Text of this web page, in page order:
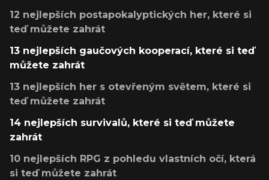
12 nejlepších postapokalyptických her, které si
teď můžete zahrát
13 nejlepších gaučových kooperací, které si teď
můžete zahrát
13 nejlepších her s otevřeným světem, které si
teď můžete zahrát
14 nejlepších survivalů, které si teď můžete
zahrát
10 nejlepších RPG z pohledu vlastních očí, která
si teď můžete zahrát